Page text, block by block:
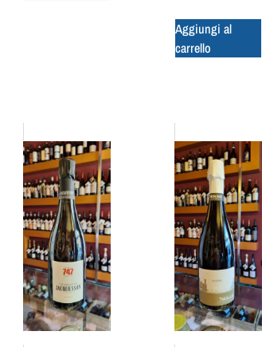
Aggiungi al
carrello